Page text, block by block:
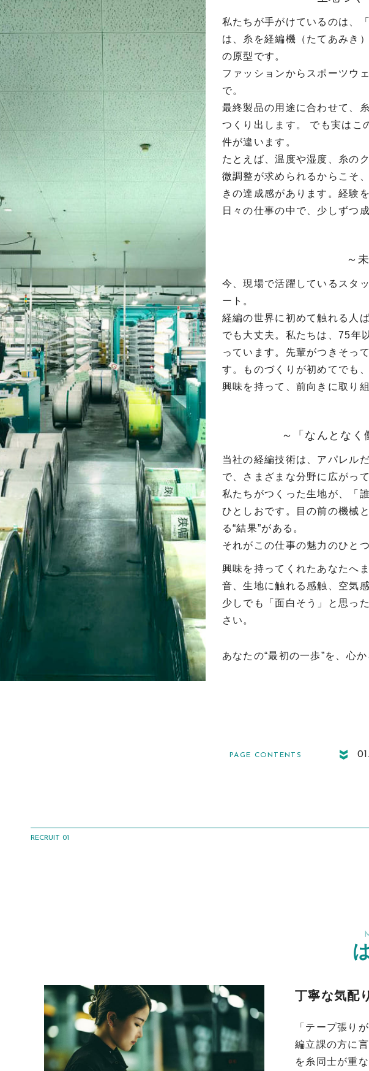
私たちが手がけているのは、
は、糸を経編機（たてあみき
の原型です。
ファッションからスポーツウ
で。
最終製品の用途に合わせて、
つくり出します。 でも実はこ
件が違います。
たとえば、温度や湿度、糸の
微調整が求められるからこそ
きの達成感があります。経験
日々の仕事の中で、少しずつ
～
今、現場で活躍しているスタ
ート。
経編の世界に初めて触れる人
でも大丈夫。私たちは、75年
っています。先輩がつきそっ
す。ものづくりが初めてでも
興味を持って、前向きに取り
～「なんとなく
当社の経編技術は、アパレル
で、さまざまな分野に広がって
私たちがつくった生地が、「
ひとしおです。目の前の機械
る“結果”がある。
それがこの仕事の魅力のひとつ
興味を持ってくれたあなたへ
音、生地に触れる感触、空気
少しでも「面白そう」と思っ
さい。
あなたの“最初の一歩”を、心
PAGE CONTENTS 01.
RECRUIT 01
丁寧な気配
「テープ張り
編立課の方に
を糸同士が重